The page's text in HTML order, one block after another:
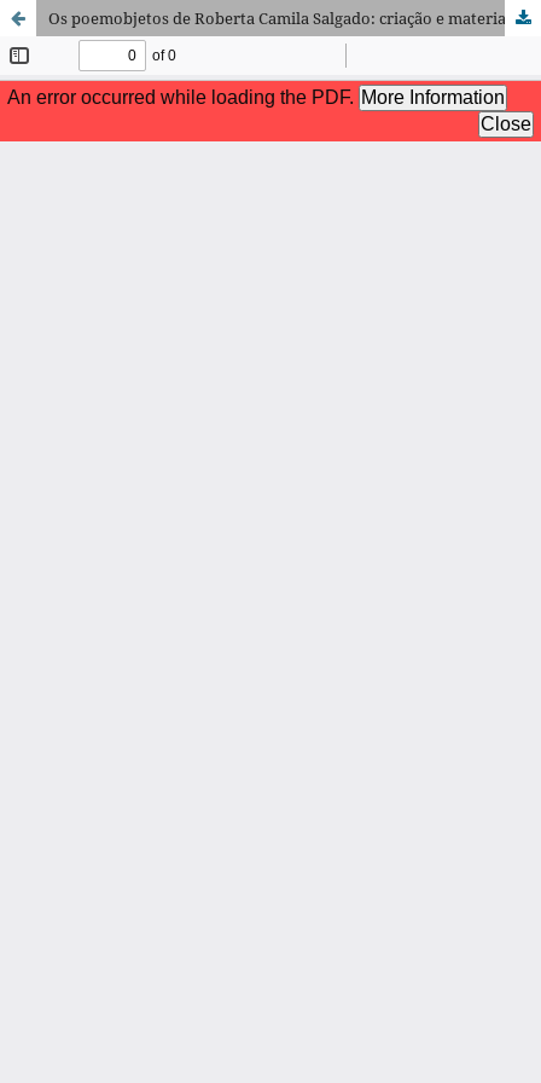
Os poemobjetos de Roberta Camila Salgado: criação e materialidade